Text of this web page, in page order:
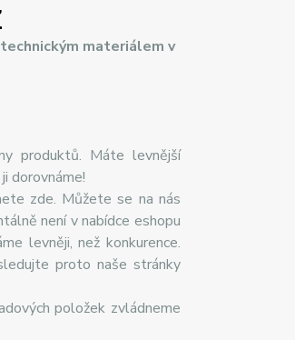
materiálem v
produktů. Máte levnější
dorovnáme!
zde. Můžete se na nás
není v nabídce eshopu
levněji, než konkurence.
proto naše stránky
položek zvládneme